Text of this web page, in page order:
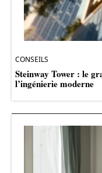
CONSEILS
Steinway Tower : le
l’ingénierie moderne